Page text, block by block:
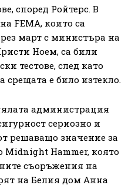
според Ройтерс. В
FEMA, които са
март с министъра на
Ноем, са били
тестове, след като
срещата е било изтекло.
администрация
сериозно и
решаващо значение за
Midnight Hammer, която
съоръжения на
на Белия дом Анна